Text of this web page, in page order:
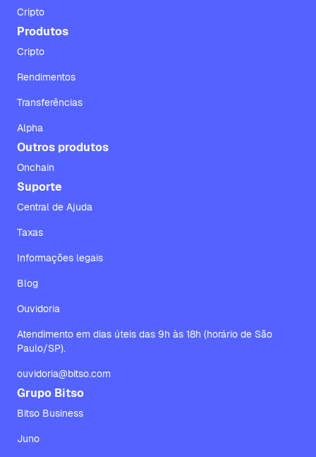
Cripto
Produtos
Cripto
Rendimentos
Transferências
Alpha
Outros produtos
Onchain
Suporte
Central de Ajuda
Taxas
Informações legais
Blog
Ouvidoria
Atendimento em dias úteis das 9h às 18h (horário de São
Paulo/SP).
ouvidoria@bitso.com
Grupo Bitso
Bitso Business
Juno